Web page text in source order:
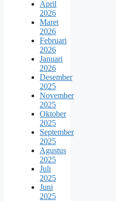
April
2026
Maret
2026
Februari
2026
Januari
2026
Desember
2025
November
2025
Oktober
2025
September
2025
Agustus
2025
Juli
2025
Juni
2025